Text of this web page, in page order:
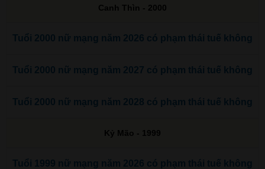
Canh Thìn - 2000
Tuổi 2000 nữ mạng năm 2026 có phạm thái tuế không
Tuổi 2000 nữ mạng năm 2027 có phạm thái tuế không
Tuổi 2000 nữ mạng năm 2028 có phạm thái tuế không
Kỷ Mão - 1999
Tuổi 1999 nữ mạng năm 2026 có phạm thái tuế không